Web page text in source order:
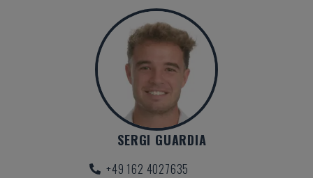
SERGI GUARDIA
+49 162 4027635